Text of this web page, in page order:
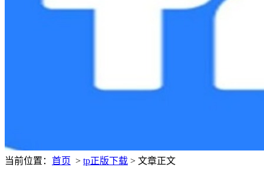
当前位置： 首页 > tp正版下载 > 文章正文